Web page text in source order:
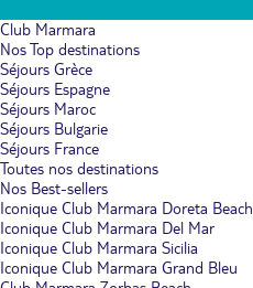
Club Marmara
Nos Top destinations
Séjours Grèce
Séjours Espagne
Séjours Maroc
Séjours Bulgarie
Séjours France
Toutes nos destinations
Nos Best-sellers
Iconique Club Marmara Doreta Beach
Iconique Club Marmara Del Mar
Iconique Club Marmara Sicilia
Iconique Club Marmara Grand Bleu